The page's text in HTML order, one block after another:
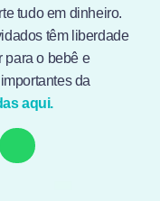
tudo em dinheiro.
têm liberdade
para o bebê e
da
aqui.